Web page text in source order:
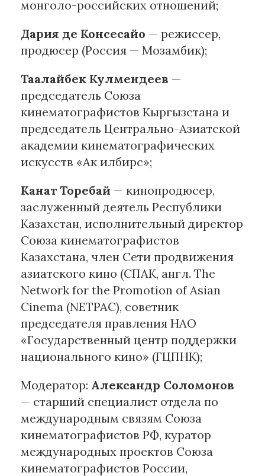
монголо-российских отношений;
Дария де Консесайо — режиссер,
продюсер (Россия — Мозамбик);
Таалайбек Кулмендеев —
председатель Союза
кинематографистов Кыргызстана и
председатель Центрально-Азиатской
академии кинематографических
искусств «Ак илбирс»;
Канат Торебай — кинопродюсер,
заслуженный деятель Республики
Казахстан, исполнительный директор
Союза кинематографистов
Казахстана, член Сети продвижения
азиатского кино (СПАК, англ. The
Network for the Promotion of Asian
Cinema (NETPAC), советник
председателя правления НАО
«Государственный центр поддержки
национального кино» (ГЦПНК);
Модератор: Александр Соломонов
— старший специалист отдела по
международным связям Союза
кинематографистов РФ, куратор
международных проектов Союза
кинематографистов России,